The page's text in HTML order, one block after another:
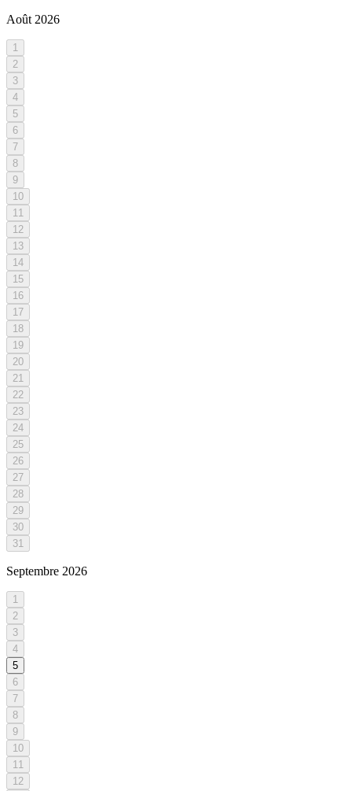
Août 2026
1
2
3
4
5
6
7
8
9
10
11
12
13
14
15
16
17
18
19
20
21
22
23
24
25
26
27
28
29
30
31
Septembre 2026
1
2
3
4
5
6
7
8
9
10
11
12